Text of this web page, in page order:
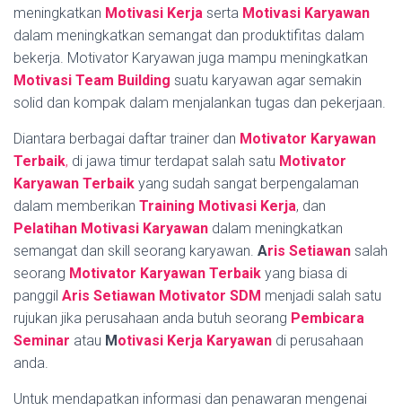
meningkatkan Motivasi Kerja serta Motivasi Karyawan
dalam meningkatkan semangat dan produktifitas dalam
bekerja. Motivator Karyawan juga mampu meningkatkan
Motivasi Team Building suatu karyawan agar semakin
solid dan kompak dalam menjalankan tugas dan pekerjaan.
Diantara berbagai daftar trainer dan Motivator Karyawan
Terbaik, di jawa timur terdapat salah satu Motivator
Karyawan Terbaik yang sudah sangat berpengalaman
dalam memberikan Training Motivasi Kerja, dan
Pelatihan Motivasi Karyawan dalam meningkatkan
semangat dan skill seorang karyawan. Aris Setiawan salah
seorang Motivator Karyawan Terbaik yang biasa di
panggil Aris Setiawan Motivator SDM menjadi salah satu
rujukan jika perusahaan anda butuh seorang Pembicara
Seminar atau Motivasi Kerja Karyawan di perusahaan
anda.
Untuk mendapatkan informasi dan penawaran mengenai